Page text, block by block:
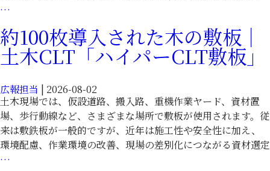
板」
る
木
材
板
｜
土
木
CLT「ハ
…
の
滑
り
策
に
配
慮
し
約100枚導入された木の敷板｜
土木CLT「ハイパーCLT敷板」
広報担当 | 2026-08-02
土木現場では、仮設道路、搬入路、重機作業ヤード、資材置
場、歩行動線など、さまざまな場所で敷板が使用されます。従
来は敷鉄板が一般的ですが、近年は施工性や安全性に加え、
環境配慮、作業環境の改善、現場の差別化につながる資材選定
…